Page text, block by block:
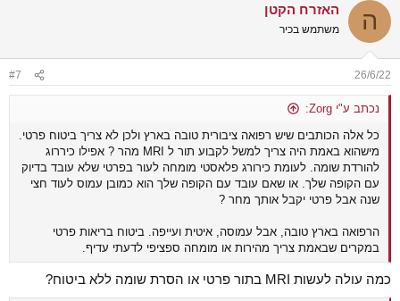
c
i
s
:
ה האזרח הקטן
משתמש בכיר
26/6/22
#7
נכתב ע"י Zorg:
כל אלה הכותבים שיש רפואה ציבורית טובה בארץ ולכן לא צריך ביטוח פרטי.
מישהוא באמת היה צריך למשל לקבוע תור ל MRI מהר ? אפילו כיררוג
להורדת שומה. לעומת כירורג פלאסטי מומחה לעור בפרטי שלא עובד בדיוק
עם הקופה שלך. או שאם עובד עם הקופה שלך הוא כמובן עמוס לעוד חצי
שנה אבל פרטי יקבל אותך מחר ?
הרפואה בארץ טובה, אבל עמוסה, איטית ועייפה. ביטוח בריאות פרטי
במקרים שבאמת צריך מהירות או מומחה ספציפי לדעתי עדיף.
כמה עולה לעשות MRI בתור פרטי או הסרת שומה ללא ביטוח?